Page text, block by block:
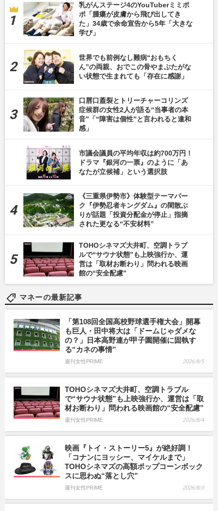
乳がんステージ4のYouTuberミミポ
ポ「腫瘍が皮膚から飛び出してき
た」34歳で余命宣告から5年「大きな
学び」
世界でも前例なし難病“おもちく
ん”の両親、おでこの骨やまぶたがな
い状態で生まれても「存在に感謝」
口唇口蓋裂とトリーチャーコリンズ
症候群の女性2人が語る“当事者の本
音”「“障害は個性”と言われると違和
感」
市議会議員の平均年収は約700万円！
ドラマ『銀河の一票』のように「あ
なたが立候補」という選択肢
《三重県伊勢市》体験型テーマパー
ク『伊勢忍者キングダム』の閑散ぶ
りが話題「投資分配金が停止」指摘
された更なる“不安材料”
TOHOシネマズ大井町、空調トラブ
ルで“サウナ状態”も上映強行か、運
営は「取材お断わり」問われる映画
館の“安全配慮”
マネーの最新記事
「第108回全国高校野球選手権大会」開幕
も巨人・田中将大は「ドームじゃダメな
の？」日本高野連が甲子園開催に固執す
る“カネの事情”
週刊女性PRIME 2026/8/5
TOHOシネマズ大井町、空調トラブル
で“サウナ状態”も上映強行か、運営は「取
材お断わり」問われる映画館の“安全配慮”
週刊女性PRIME 2026/8/4
映画『トイ・ストーリー5』が絶好調！
「コナンにヨッシー、マイケルまで」
TOHOシネマズの高額ポップコーンボック
スに思わぬ“落とし穴”
週刊女性PRIME 2026/8/3